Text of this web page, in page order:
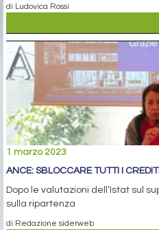
di Ludovica Rossi
1 marzo 2023
ANCE: SBLOCCARE TUTTI I
Dopo le valutazioni dell’Istat sul
sulla ripartenza
di Redazione siderweb